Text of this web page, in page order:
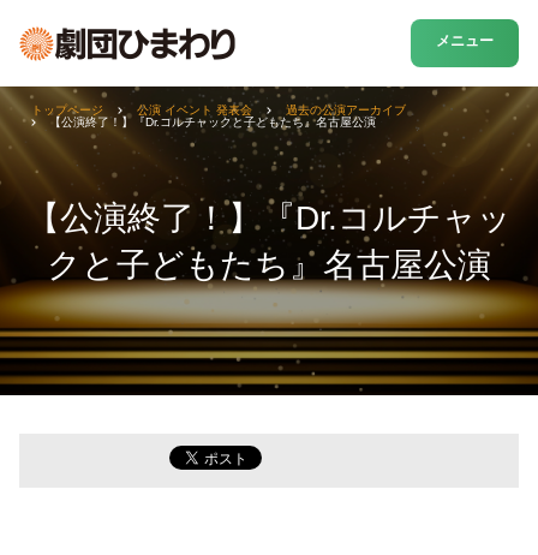
メニュー
【公演終了！】『Dr.コルチャッ
クと子どもたち』名古屋公演
トップページ 公演 イベント 発表会
過去の公演アーカイブ
【公演終了！】『Dr.コルチャックと子どもたち』名古屋公演